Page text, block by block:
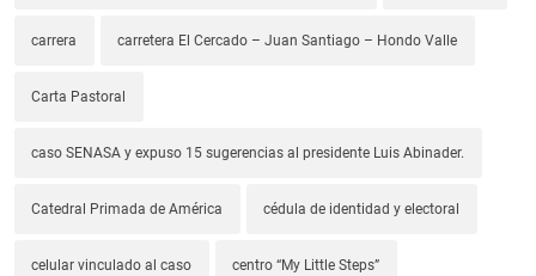
carrera carretera El Cercado – Juan Santiago – Hondo Valle
Carta Pastoral
caso SENASA y expuso 15 sugerencias al presidente Luis Abinader.
Catedral Primada de América cédula de identidad y electoral
celular vinculado al caso centro “My Little Steps”